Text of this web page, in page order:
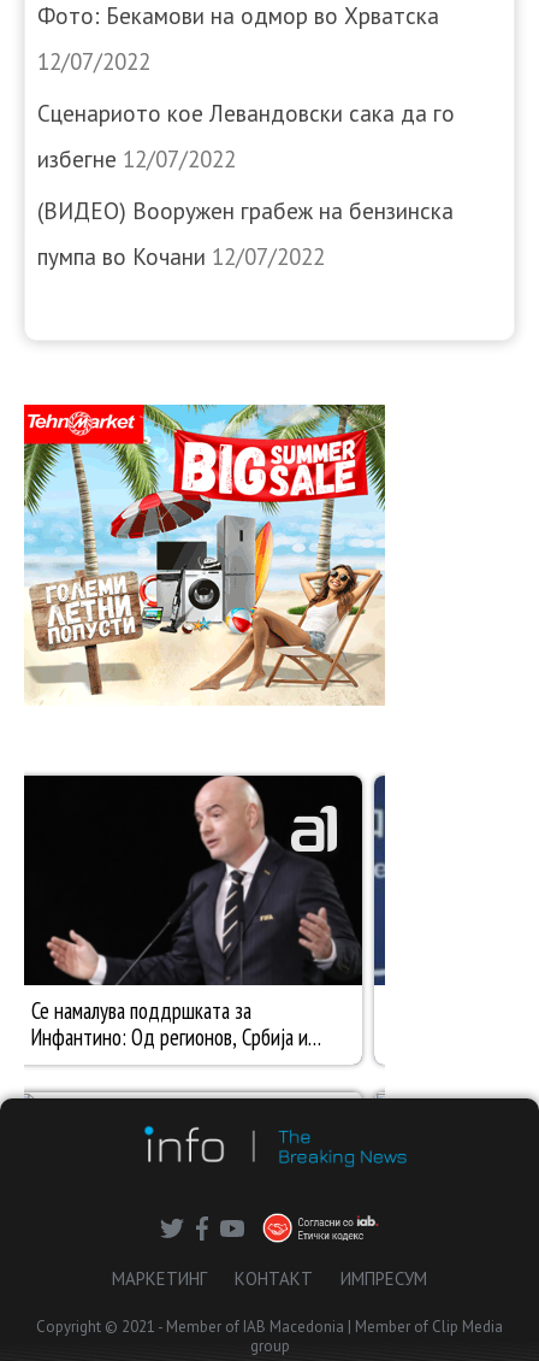
Фото: Бекамови на одмор во Хрватска
12/07/2022
Сценариото кое Левандовски сака да го
избегне 12/07/2022
(ВИДЕО) Вооружен грабеж на бензинска
пумпа во Кочани 12/07/2022
МАРКЕТИНГ КОНТАКТ ИМПРЕСУМ
Copyright © 2021 - Member of IAB Macedonia | Member of Clip Media
group